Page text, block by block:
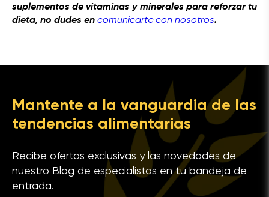
suplementos de vitaminas y minerales para reforzar tu
dieta, no dudes en comunicarte con nosotros.
Mantente a la vanguardia de las
tendencias alimentarias
Recibe ofertas exclusivas y las novedades de
nuestro Blog de especialistas en tu bandeja de
entrada.